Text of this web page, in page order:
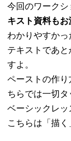
今回のワークシ
キスト資料もお
わかりやすかっ
テキストであ
すよ。
ペーストの作り
ちらでは一切タ
ベーシックレッ
こちらは「描く